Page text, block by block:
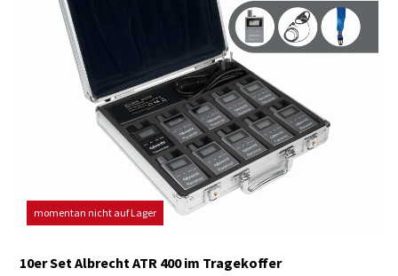
momentan nicht auf Lager
10er Set Albrecht ATR 400 im Tragekoffer